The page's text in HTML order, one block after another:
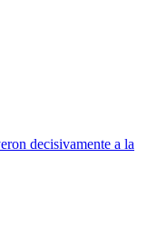
decisivamente a la